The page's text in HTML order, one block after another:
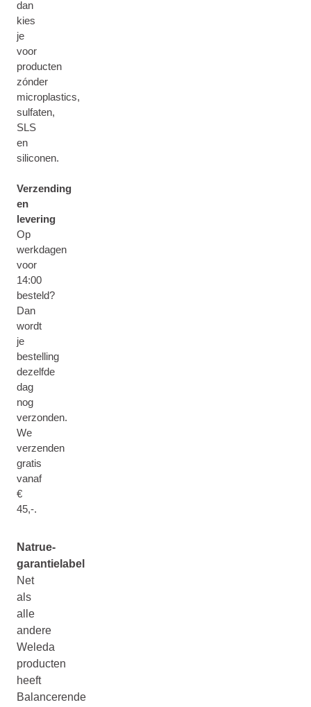
dan
kies
je
voor
producten
zónder
microplastics,
sulfaten,
SLS
en
siliconen.
Verzending
en
levering
Op
werkdagen
voor
14:00
besteld?
Dan
wordt
je
bestelling
dezelfde
dag
nog
verzonden.
We
verzenden
gratis
vanaf
€
45,-.
Natrue-
garantielabel
Net
als
alle
andere
Weleda
producten
heeft
Balancerende